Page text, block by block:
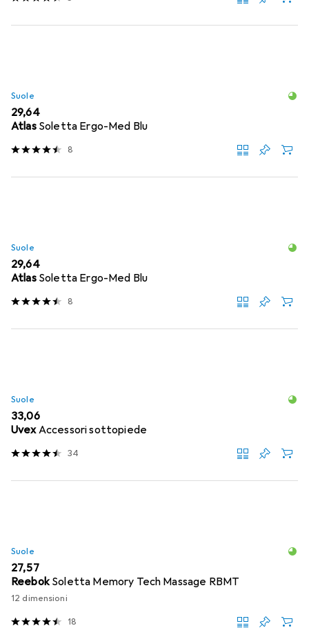
Suole
EUR
29,64
Atlas Soletta Ergo-Med Blu
8
Suole
EUR
29,64
Atlas Soletta Ergo-Med Blu
8
Suole
EUR
33,06
UvexAccessori sottopiede
34
Suole
EUR
27,57
Reebok Soletta Memory Tech Massage RBMT
12 dimensioni
18